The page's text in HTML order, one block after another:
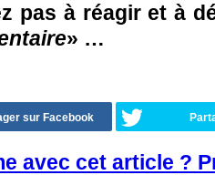
pas à réagir et à
» …
sur Facebook
avec cet article ?